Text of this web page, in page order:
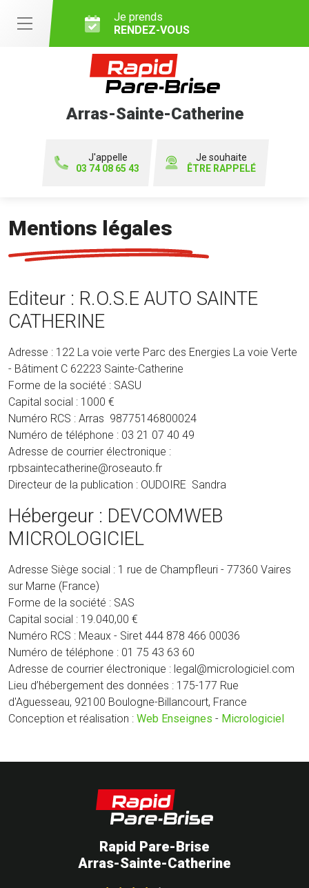
Je prends
RENDEZ-VOUS
Arras-Sainte-Catherine
J'appelle
03 74 08 65 43
Je souhaite
ÊTRE RAPPELÉ
Mentions légales
Editeur : R.O.S.E AUTO SAINTE
CATHERINE
Adresse : 122 La voie verte Parc des Energies La voie Verte
- Bâtiment C 62223 Sainte-Catherine
Forme de la société : SASU
Capital social : 1000 €
Numéro RCS : Arras 98775146800024
Numéro de téléphone : 03 21 07 40 49
Adresse de courrier électronique :
rpbsaintecatherine@roseauto.fr
Directeur de la publication : OUDOIRE Sandra
Hébergeur : DEVCOMWEB
MICROLOGICIEL
Adresse Siège social : 1 rue de Champfleuri - 77360 Vaires
sur Marne (France)
Forme de la société : SAS
Capital social : 19.040,00 €
Numéro RCS : Meaux - Siret 444 878 466 00036
Numéro de téléphone : 01 75 43 63 60
Adresse de courrier électronique : legal@micrologiciel.com
Lieu d’hébergement des données : 175-177 Rue
d'Aguesseau, 92100 Boulogne-Billancourt, France
Conception et réalisation : Web Enseignes - Micrologiciel
Rapid Pare-Brise
Arras-Sainte-Catherine